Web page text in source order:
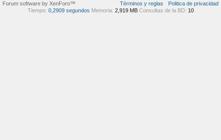
Términos y reglas
Politica de privacidad
Forum software by XenForo™
Tiempo: 0,2909 segundos Memoria: 2,919 MB Consultas de la BD: 10